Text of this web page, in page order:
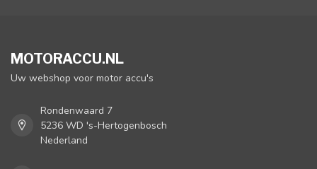
MOTORACCU.NL
Uw webshop voor motor accu's
Rondenwaard 7
5236 WD 's-Hertogenbosch
Nederland